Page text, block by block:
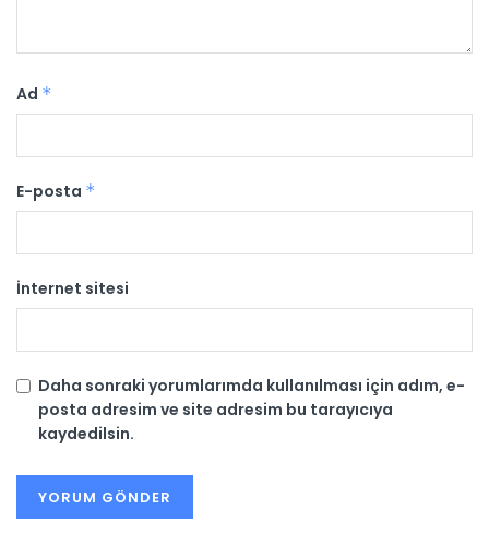
Ad *
E-posta *
İnternet sitesi
Daha sonraki yorumlarımda kullanılması için adım, e-
posta adresim ve site adresim bu tarayıcıya
kaydedilsin.